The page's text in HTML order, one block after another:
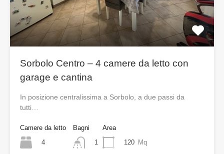
Sorbolo Centro – 4 camere da letto con
garage e cantina
In posizione centralissima a Sorbolo, a due passi da
tutti…
Camere da letto
4
Bagni
1
Area
120 Mq